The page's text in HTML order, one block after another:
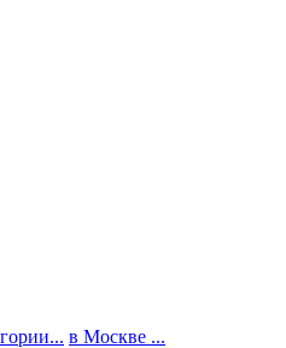
в Москве ...